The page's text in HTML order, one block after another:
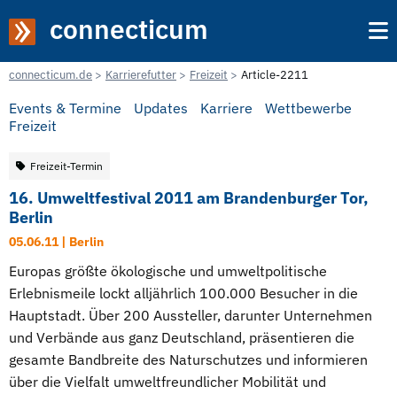
connecticum
connecticum.de Karrierefutter Freizeit Article-2211
Events & Termine Updates Karriere
Wettbewerbe
Freizeit
Freizeit-Termin
16. Umweltfestival 2011 am Brandenburger Tor,
Berlin
05.06.11 | Berlin
Europas größte ökologische und umweltpolitische
Erlebnismeile lockt alljährlich 100.000 Besucher in die
Hauptstadt. Über 200 Aussteller, darunter Unternehmen
und Verbände aus ganz Deutschland, präsentieren die
gesamte Bandbreite des Naturschutzes und informieren
über die Vielfalt umweltfreundlicher Mobilität und